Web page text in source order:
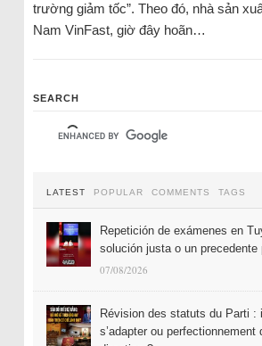
trường giảm tốc”. Theo đó, nhà sản
Nam VinFast, giờ đây hoãn…
SEARCH
LATEST POPULAR COMMENTS TAGS
Repetición de exámenes en
solución justa o un precedente
07/08/2026
Révision des statuts du Parti :
s’adapter ou perfectionnement